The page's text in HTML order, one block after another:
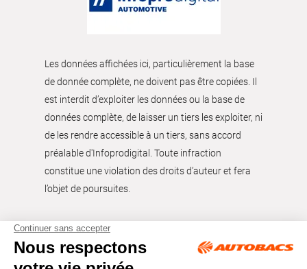
Les données affichées ici, particulièrement la base
de donnée complète, ne doivent pas être copiées. Il
est interdit d’exploiter les données ou la base de
données complète, de laisser un tiers les exploiter, ni
de les rendre accessible à un tiers, sans accord
préalable d'Infoprodigital. Toute infraction
constitue une violation des droits d’auteur et fera
l’objet de poursuites.